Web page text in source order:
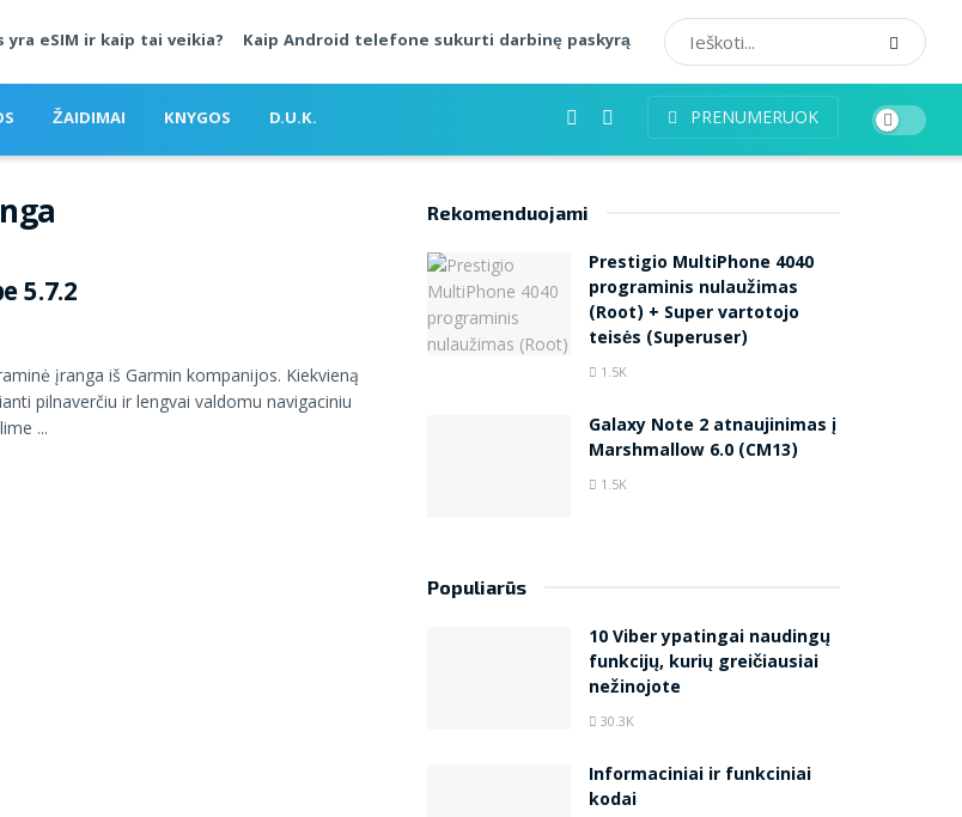
yra eSIM ir kaip tai veikia? Kaip Android telefone sukurti darbinę paskyrą
ŽAIDIMAI KNYGOS D.U.K. PRENUMERUOK
5.7.2
įranga iš Garmin kompanijos. Kiekvieną
pilnaverčiu ir lengvai valdomu navigaciniu
...
Rekomenduojami
Prestigio MultiPhone 4040
programinis nulaužimas
(Root) + Super vartotojo
teisės (Superuser)
1.5K
Galaxy Note 2 atnaujinimas į
Marshmallow 6.0 (CM13)
1.5K
Populiarūs
10 Viber ypatingai naudingų
funkcijų, kurių greičiausiai
nežinojote
30.3K
Informaciniai ir funkciniai
kodai